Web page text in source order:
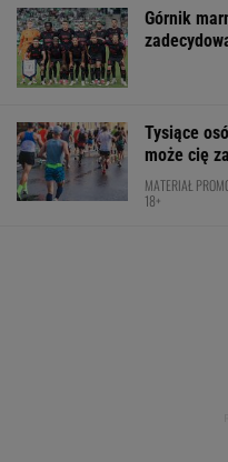
Górnik
Tysiące
może cię
MATERIAŁ
18+